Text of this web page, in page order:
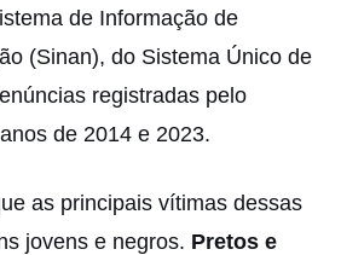
de Informação de
(Sinan), do Sistema Único de
registradas pelo
de 2014 e 2023.
as principais vítimas dessas
jovens e negros. Pretos e